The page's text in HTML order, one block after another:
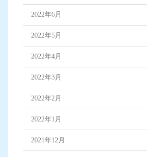
2022年6月
2022年5月
2022年4月
2022年3月
2022年2月
2022年1月
2021年12月